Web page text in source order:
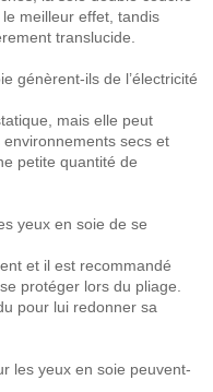
meilleur effet, tandis
translucide.
génèrent-ils de l’électricité
mais elle peut
secs et
petite quantité de
yeux en soie de se
et il est recommandé
protéger lors du pliage.
pour lui redonner sa
les yeux en soie peuvent-